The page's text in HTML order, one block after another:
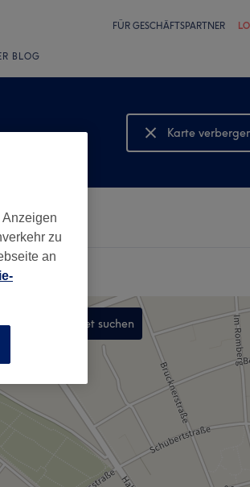
FÜR GESCHÄFTSPARTNER
BLOG
Karte
Karte anzeigen
In diesem Gebiet suchen
zu
an